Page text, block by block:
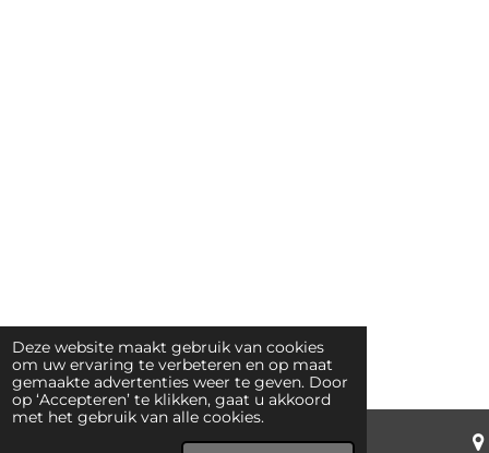
Deze website maakt gebruik van cookies
om uw ervaring te verbeteren en op maat
gemaakte advertenties weer te geven. Door
op ‘Accepteren’ te klikken, gaat u akkoord
met het gebruik van alle cookies.